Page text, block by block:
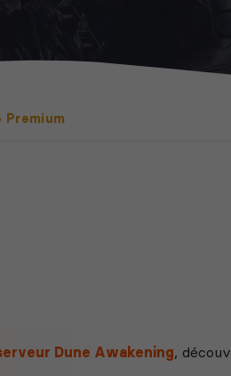
Premium
Dune Awakening,